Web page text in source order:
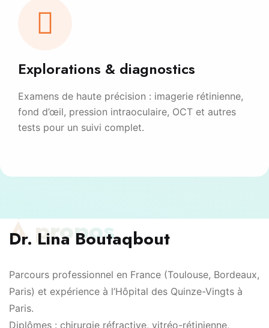
Explorations & diagnostics
Examens de haute précision : imagerie rétinienne,
fond d’œil, pression intraoculaire, OCT et autres
tests pour un suivi complet.
À propos
Dr. Lina Boutaqbout
Parcours professionnel en France (Toulouse, Bordeaux,
Paris) et expérience à l’Hôpital des Quinze-Vingts à
Paris.
Diplômes : chirurgie réfractive, vitréo-rétinienne,